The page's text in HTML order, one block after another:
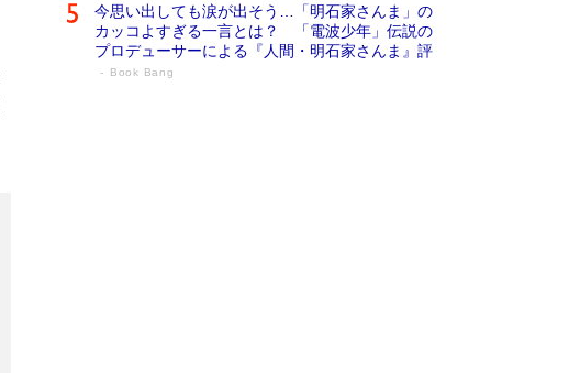
今思い出しても涙が出そう…「明石家さんま」の
カッコよすぎる一言とは？ 「電波少年」伝説の
プロデューサーによる『人間・明石家さんま』評
Book Bang